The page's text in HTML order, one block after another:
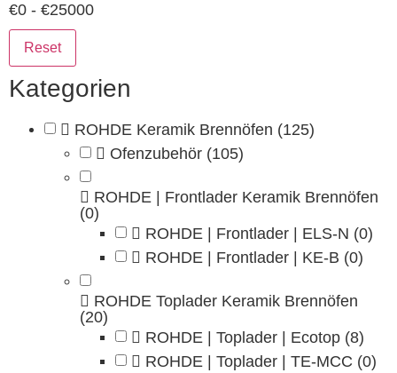
€0 - €25000
Reset
Kategorien
ROHDE Keramik Brennöfen (125)
Ofenzubehör (105)
ROHDE | Frontlader Keramik Brennöfen
(0)
ROHDE | Frontlader | ELS-N (0)
ROHDE | Frontlader | KE-B (0)
ROHDE Toplader Keramik Brennöfen
(20)
ROHDE | Toplader | Ecotop (8)
ROHDE | Toplader | TE-MCC (0)